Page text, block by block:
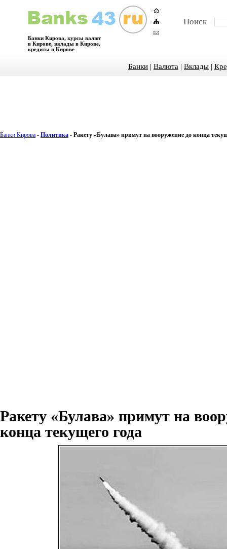
Банки Кирова, курсы валют
в Кирове, вклады в Кирове,
кредиты в Кирове
Поиск
Банки | Валюта | Вклады |
Банки Кирова - Политика - Ракету «Булава» примут на вооружение до конца
Ракету «Булава» примут на
конца текущего года